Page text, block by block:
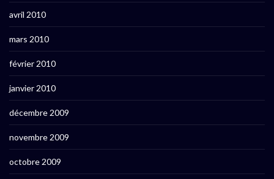
avril 2010
mars 2010
février 2010
janvier 2010
décembre 2009
novembre 2009
octobre 2009